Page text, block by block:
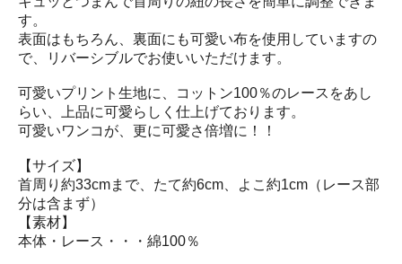
す。
表面はもちろん、裏面にも可愛い布を使用していますの
で、リバーシブルでお使いいただけます。
可愛いプリント生地に、コットン100％のレースをあし
らい、上品に可愛らしく仕上げております。
可愛いワンコが、更に可愛さ倍増に！！
【サイズ】
首周り約33cmまで、たて約6cm、よこ約1cm（レース部
分は含まず）
【素材】
本体・レース・・・綿100％